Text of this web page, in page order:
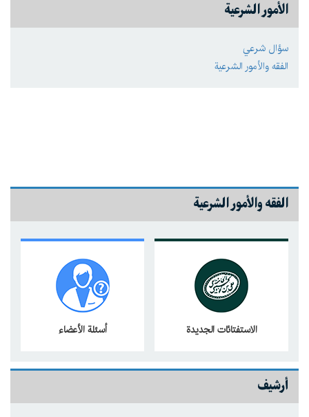
الأمور الشرعية
سؤال شرعي
الفقه والأمور الشرعية
الفقه والأمور الشرعية
الاستفتائات الجدیدة أسئلة الأعضاء
أرشيف